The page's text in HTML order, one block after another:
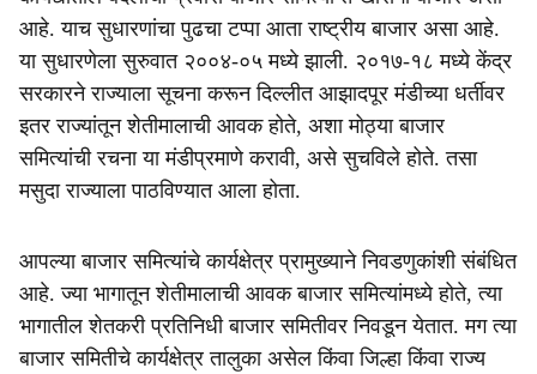
आहे. याच सुधारणांचा पुढचा टप्पा आता राष्ट्रीय बाजार असा आहे.
या सुधारणेला सुरुवात २००४-०५ मध्ये झाली. २०१७-१८ मध्ये केंद्र
सरकारने राज्याला सूचना करून दिल्लीत आझादपूर मंडीच्या धर्तीवर
इतर राज्यांतून शेतीमालाची आवक होते, अशा मोठ्या बाजार
समित्यांची रचना या मंडीप्रमाणे करावी, असे सुचविले होते. तसा
मसुदा राज्याला पाठविण्यात आला होता.
आपल्या बाजार समित्यांचे कार्यक्षेत्र प्रामुख्याने निवडणुकांशी संबंधित
आहे. ज्या भागातून शेतीमालाची आवक बाजार समित्यांमध्ये होते, त्या
भागातील शेतकरी प्रतिनिधी बाजार समितीवर निवडून येतात. मग त्या
बाजार समितीचे कार्यक्षेत्र तालुका असेल किंवा जिल्हा किंवा राज्य